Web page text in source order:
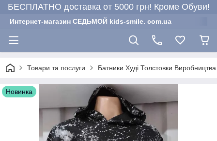
БЕСПЛАТНО доставка от 5000 грн! Кроме Обуви!
Интернет-магазин СЕДЬМОЙ kids-smile. com.ua
Товари та послуги Батники Худі Толстовки
Новинка